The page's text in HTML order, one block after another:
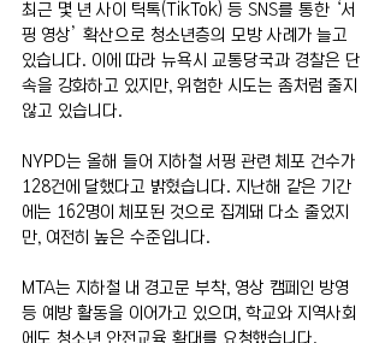
최근 몇 년 사이 틱톡(TikTok) 등 SNS를 통한 ‘서
핑 영상’ 확산으로 청소년층의 모방 사례가 늘고
있습니다. 이에 따라 뉴욕시 교통당국과 경찰은 단
속을 강화하고 있지만, 위험한 시도는 좀처럼 줄지
않고 있습니다.
NYPD는 올해 들어 지하철 서핑 관련 체포 건수가
128건에 달했다고 밝혔습니다. 지난해 같은 기간
에는 162명이 체포된 것으로 집계돼 다소 줄었지
만, 여전히 높은 수준입니다.
MTA는 지하철 내 경고문 부착, 영상 캠페인 방영
등 예방 활동을 이어가고 있으며, 학교와 지역사회
에도 청소년 안전교육 확대를 요청했습니다.